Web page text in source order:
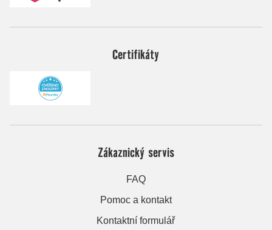
Certifikáty
Zákaznický servis
FAQ
Pomoc a kontakt
Kontaktní formulář